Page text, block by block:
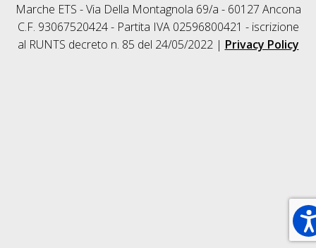
Marche ETS - Via Della Montagnola 69/a - 60127 Ancona
C.F. 93067520424 - Partita IVA 02596800421 - iscrizione
al RUNTS decreto n. 85 del 24/05/2022 | Privacy Policy